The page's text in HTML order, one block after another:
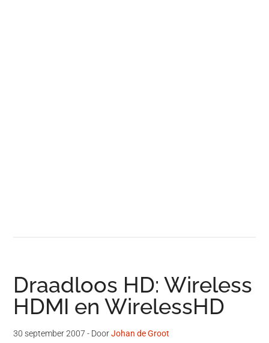
Draadloos HD: Wireless
HDMI en WirelessHD
30 september 2007 - DoorJohan de Groot